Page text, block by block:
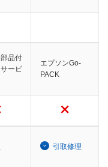
品付
ービ
エプソンGo-
PACK
引取修理